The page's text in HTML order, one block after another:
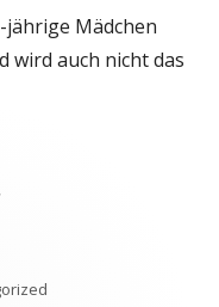
Mädchen
wird auch nicht das